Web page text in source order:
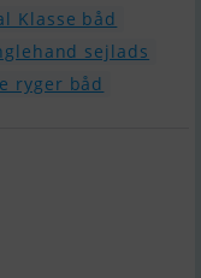
Klasse båd
sejlads
ryger båd